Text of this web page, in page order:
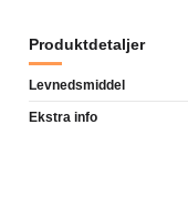
Produktdetaljer
Levnedsmiddel
Ekstra info